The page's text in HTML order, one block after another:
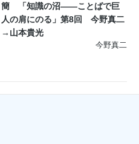
簡 「知識の沼――ことばで巨
人の肩にのる」第8回 今野真二
→山本貴光
今野真二